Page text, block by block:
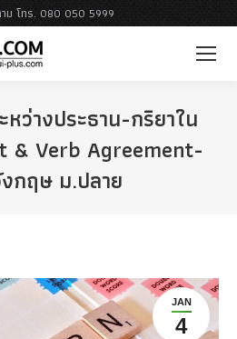
ม โทร. 080 050 5999
หว่างประธาน-กริยาใน
& Verb Agreement-
กฤษ ม.ปลาย
JAN
4